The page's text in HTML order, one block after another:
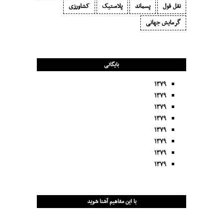
نقل قول
پسماند پلاستیک
کشاورزی
گرمایش جهانی
بایگانی
۱۳۷۹
۱۳۷۹
۱۳۷۹
۱۳۷۹
۱۳۷۹
۱۳۷۹
۱۳۷۹
۱۳۷۹
با این مفاهیم آشنا شوید